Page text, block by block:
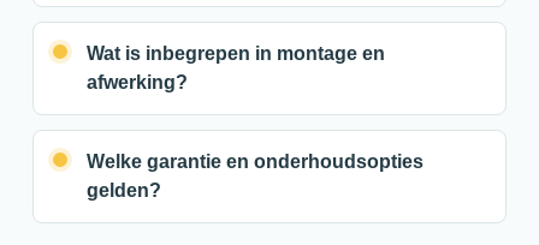
Wat is inbegrepen in montage en
afwerking?
Welke garantie en onderhoudsopties
gelden?